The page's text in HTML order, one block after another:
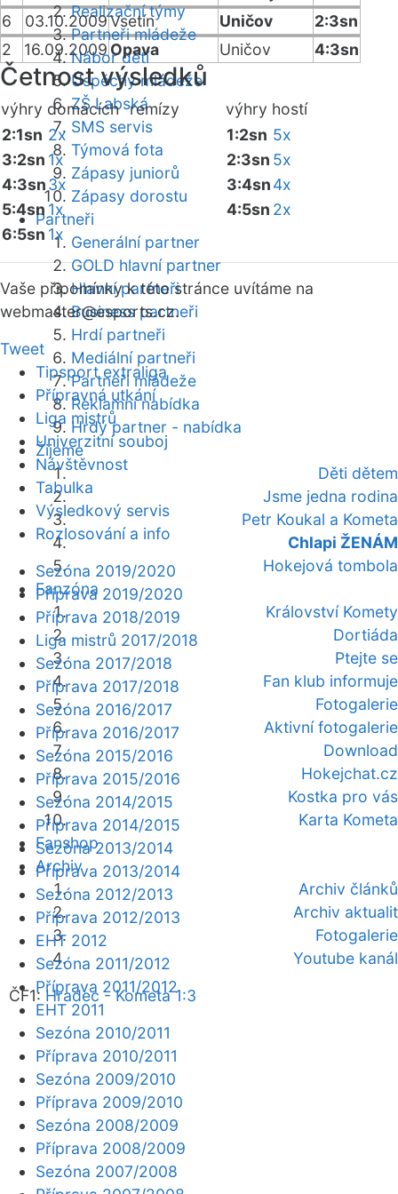
Realizační týmy
Partneři mládeže
Nábor dětí
Úspěchy mládeže
ZŠ Labská
SMS servis
Týmová fota
Zápasy juniorů
Zápasy dorostu
Partneři
Generální partner
GOLD hlavní partner
Hlavní partneři
Business partneři
Hrdí partneři
Mediální partneři
Partneři mládeže
Reklamní nabídka
Hrdý partner - nabídka
Žijeme
Děti dětem
Jsme jedna rodina
Petr Koukal a Kometa
Chlapi ŽENÁM
Hokejová tombola
Fanzóna
Království Komety
Dortiáda
Ptejte se
Fan klub informuje
Fotogalerie
Aktivní fotogalerie
Download
Hokejchat.cz
Kostka pro vás
Karta Kometa
Fanshop
Archiv
Archiv článků
Archiv aktualit
Fotogalerie
Youtube kanál
ČF1: Hradec - Kometa 1:3
6
03.10.2009Vsetín Uničov
2:3sn
2
16.09.2009 Opava Uničov 4:3sn
Četnost výsledků
výhry domácíchremízy výhry hostí
2:1sn 2x
3:2sn 1x
4:3sn3x
5:4sn 1x
6:5sn 1x
1:2sn 5x
2:3sn 5x
3:4sn4x
4:5sn 2x
Vaše připomínky k této stránce uvítáme na
webmaster@esports.cz.
Tweet
Tipsport extraliga
Přípravná utkání
Liga mistrů
Univerzitní souboj
Návštěvnost
Tabulka
Výsledkový servis
Rozlosování a info
Sezóna 2019/2020
Příprava 2019/2020
Příprava 2018/2019
Liga mistrů 2017/2018
Sezóna 2017/2018
Příprava 2017/2018
Sezóna 2016/2017
Příprava 2016/2017
Sezóna 2015/2016
Příprava 2015/2016
Sezóna 2014/2015
Příprava 2014/2015
Sezóna 2013/2014
Příprava 2013/2014
Sezóna 2012/2013
Příprava 2012/2013
EHT 2012
Sezóna 2011/2012
Příprava 2011/2012
EHT 2011
Sezóna 2010/2011
Příprava 2010/2011
Sezóna 2009/2010
Příprava 2009/2010
Sezóna 2008/2009
Příprava 2008/2009
Sezóna 2007/2008